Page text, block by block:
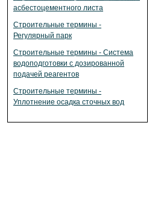
асбестоцементного листа
Строительные термины -
Регулярный парк
Строительные термины - Система
водоподготовки с дозированной
подачей реагентов
Строительные термины -
Уплотнение осадка сточных вод